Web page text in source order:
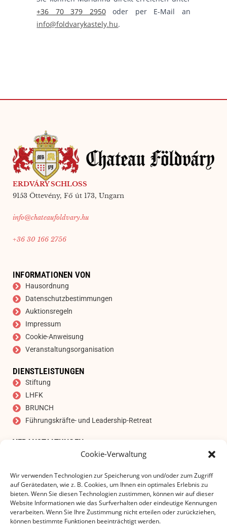
Cookie-Verwaltung
Wir verwenden Technologien zur Speicherung von und/oder zum Zugriff
auf Gerätedaten, wie z. B. Cookies, um Ihnen ein optimales Erlebnis zu
bieten. Wenn Sie diesen Technologien zustimmen, können wir auf dieser
Website Informationen wie das Surfverhalten oder eindeutige Kennungen
verarbeiten. Wenn Sie Ihre Zustimmung nicht erteilen oder zurückziehen,
können bestimmte Funktionen beeinträchtigt werden.
+36 70 379 2950oder per E-Mail an
info@foldvarykastely.hu.
ERDVÁRY SCHLOSS
9153 Öttevény, Fő út 173, Ungarn
info@chateaufoldvary.hu
+36 30 166 2756
INFORMATIONEN VON
Hausordnung
Datenschutzbestimmungen
Auktionsregeln
Impressum
Cookie-Anweisung
Veranstaltungsorganisation
DIENSTLEISTUNGEN
Stiftung
LHFK
BRUNCH
Führungskräfte- und Leadership-Retreat
VERANSTALTUNGEN
ABONNIEREN SIE UNSEREN NEWSLETTER
E-Mail Adresse*